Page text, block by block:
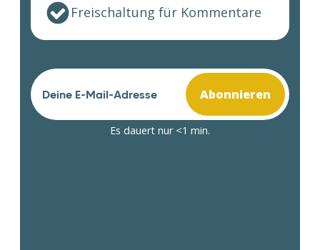
Freischaltung für Kommentare
Abonnieren
Es dauert nur <1 min.